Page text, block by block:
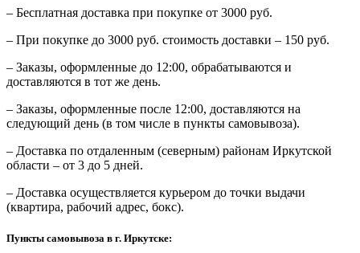
– Бесплатная доставка при покупке от 3000 руб.
– При покупке до 3000 руб. стоимость доставки – 150 руб.
– Заказы, оформленные до 12:00, обрабатываются и
доставляются в тот же день.
– Заказы, оформленные после 12:00, доставляются на
следующий день (в том числе в пункты самовывоза).
– Доставка по отдаленным (северным) районам Иркутской
области – от 3 до 5 дней.
– Доставка осуществляется курьером до точки выдачи
(квартира, рабочий адрес, бокс).
Пункты самовывоза в г. Иркутске: